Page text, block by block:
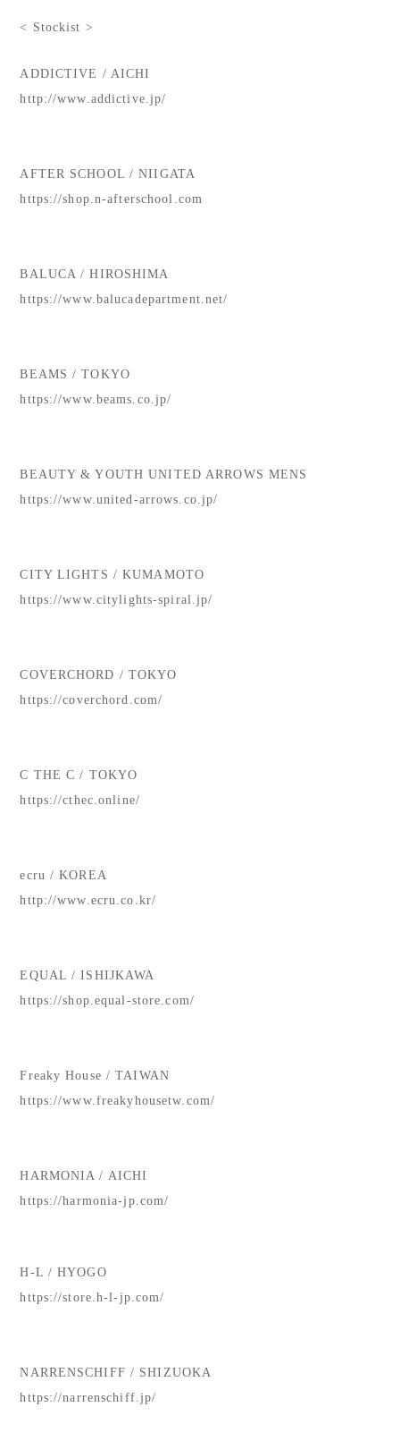
< Stockist >
ADDICTIVE / AICHI
http://www.addictive.jp/
AFTER SCHOOL / NIIGATA
https://shop.n-afterschool.com
BALUCA / HIROSHIMA
https://www.balucadepartment.net/
BEAMS / TOKYO
https://www.beams.co.jp/
BEAUTY & YOUTH UNITED ARROWS MENS
https://www.united-arrows.co.jp/
CITY LIGHTS / KUMAMOTO
https://www.citylights-spiral.jp/
COVERCHORD / TOKYO
https://coverchord.com/
C THE C / TOKYO
https://cthec.online/
ecru / KOREA
http://www.ecru.co.kr/
EQUAL / ISHIJKAWA
https://shop.equal-store.com/
Freaky House / TAIWAN
https://www.freakyhousetw.com/
HARMONIA / AICHI
https://harmonia-jp.com/
H-L / HYOGO
https://store.h-l-jp.com/
NARRENSCHIFF / SHIZUOKA
https://narrenschiff.jp/